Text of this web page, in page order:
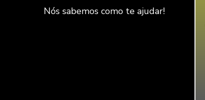
Nós sabemos como te ajudar!